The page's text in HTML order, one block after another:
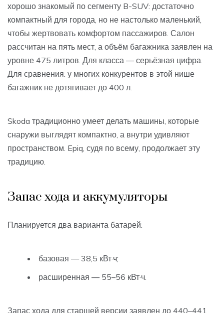
хорошо знакомый по сегменту B-SUV: достаточно
компактный для города, но не настолько маленький,
чтобы жертвовать комфортом пассажиров. Салон
рассчитан на пять мест, а объём багажника заявлен на
уровне 475 литров. Для класса — серьёзная цифра.
Для сравнения: у многих конкурентов в этой нише
багажник не дотягивает до 400 л.
Skoda традиционно умеет делать машины, которые
снаружи выглядят компактно, а внутри удивляют
пространством. Epiq, судя по всему, продолжает эту
традицию.
Запас хода и аккумуляторы
Планируется два варианта батарей:
базовая — 38,5 кВт·ч;
расширенная — 55–56 кВт·ч.
Запас хода для старшей версии заявлен до 440–441